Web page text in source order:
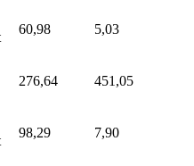
60,98 5,03
276,64
451,05
98,29 7,90